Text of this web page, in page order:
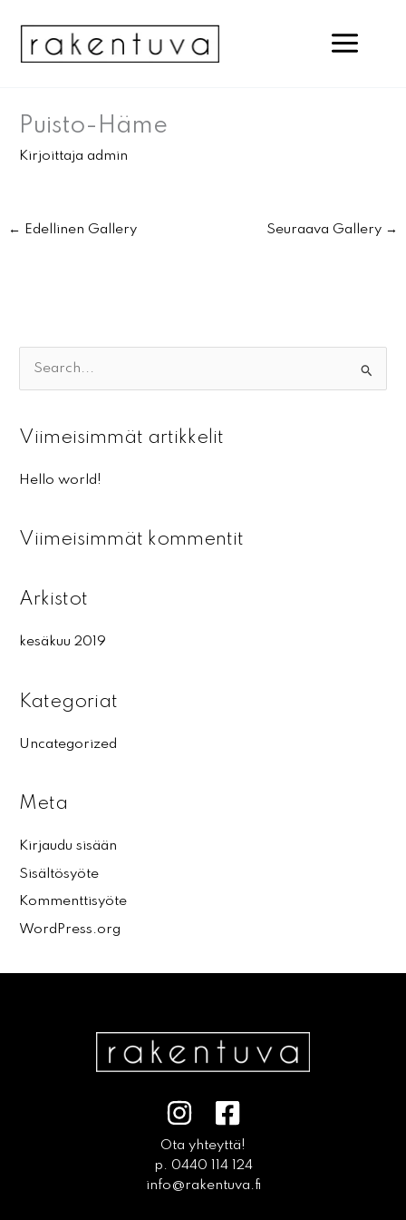
sisältöön
Puisto-Häme
Kirjoittaja admin
← Edellinen Gallery Seuraava Gallery →
r
c
o
:
Viimeisimmät artikkelit
Hello world!
Viimeisimmät kommentit
Arkistot
kesäkuu 2019
Kategoriat
Uncategorized
Meta
Kirjaudu sisään
Sisältösyöte
Kommenttisyöte
WordPress.org
Ota yhteyttä!
p. 0440 114 124
info@rakentuva.fi